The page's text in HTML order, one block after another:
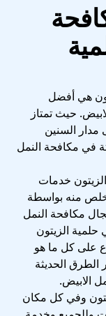
هي أفضل
حيث تمتاز
مدار السنين
في مكافحة النمل
خدمات
منه بواسطة
مكافحة النمل
الزيتون
على كل ما هو
الطرق الحديثة
الابيض.
وفي كل مكان